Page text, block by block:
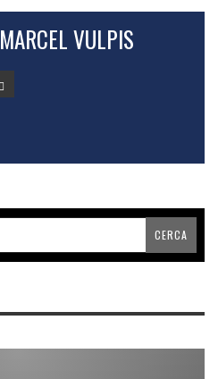
MARCEL VULPIS